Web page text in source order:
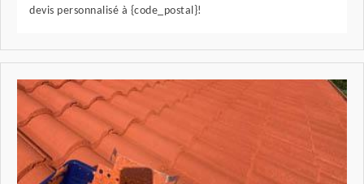
devis personnalisé à {code_postal}!